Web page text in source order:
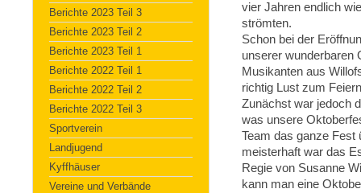
Berichte 2023 Teil 3
Berichte 2023 Teil 2
Berichte 2023 Teil 1
Berichte 2022 Teil 1
Berichte 2022 Teil 2
Berichte 2022 Teil 3
Sportverein
Landjugend
Kyffhäuser
Vereine und Verbände
vier Jahren endlich
strömten.
Schon bei der
unserer wunderbaren
Musikanten aus
richtig Lust zum
Zunächst war jedoch
was unsere
Team das ganze Fest
meisterhaft war das
Regie von Susanne
kann man eine